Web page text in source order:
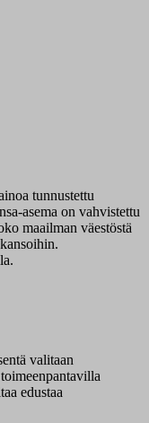
tunnustettu
asema on vahvistettu
maailman väestöstä
valitaan
edustaa